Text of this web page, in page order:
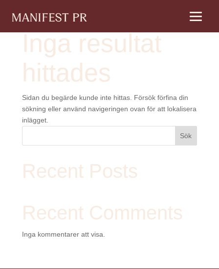
Inga resultat
hittades
Sidan du begärde kunde inte hittas. Försök förfina din
sökning eller använd navigeringen ovan för att lokalisera
inlägget.
Sök
Recent Posts
Recent Comments
Inga kommentarer att visa.